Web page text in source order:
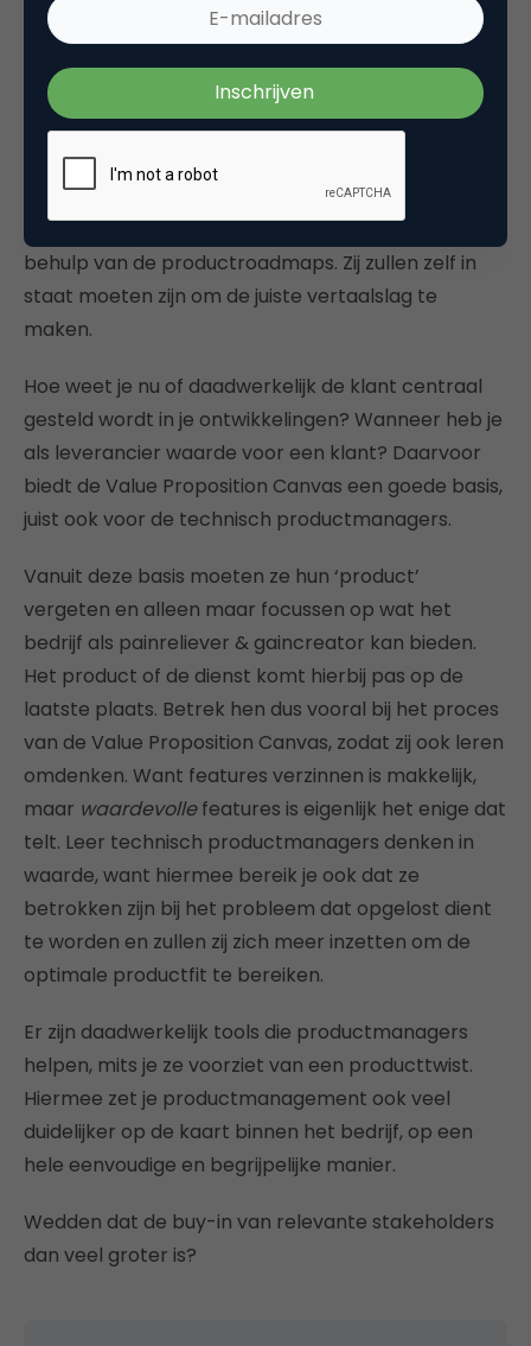
van TPM, designers en de klant die waardevolle
input gaf over de pains & gains.
Voor een leidinggevende van een TPM is het vaak
lastig te beoordelen, maar uiteindelijk is het het
eindresultaat dat telt. Ik raad dan ook aan om
TPM’ers duidelijk richting te geven via je
productstrategie en slechts deels te managen met
behulp van de productroadmaps. Zij zullen zelf in
staat moeten zijn om de juiste vertaalslag te
maken.
Hoe weet je nu of daadwerkelijk de klant centraal
gesteld wordt in je ontwikkelingen? Wanneer heb je
als leverancier waarde voor een klant? Daarvoor
biedt de Value Proposition Canvas een goede basis,
juist ook voor de technisch productmanagers.
Vanuit deze basis moeten ze hun ‘product’
vergeten en alleen maar focussen op wat het
bedrijf als painreliever & gaincreator kan bieden.
Het product of de dienst komt hierbij pas op de
laatste plaats. Betrek hen dus vooral bij het proces
van de Value Proposition Canvas, zodat zij ook leren
omdenken. Want features verzinnen is makkelijk,
maar waardevollefeatures is eigenlijk het enige dat
telt. Leer technisch productmanagers denken in
waarde, want hiermee bereik je ook dat ze
betrokken zijn bij het probleem dat opgelost dient
te worden en zullen zij zich meer inzetten om de
optimale productfit te bereiken.
Er zijn daadwerkelijk tools die productmanagers
helpen, mits je ze voorziet van een producttwist.
Hiermee zet je productmanagement ook veel
duidelijker op de kaart binnen het bedrijf, op een
hele eenvoudige en begrijpelijke manier.
Wedden dat de buy-in van relevante stakeholders
dan veel groter is?